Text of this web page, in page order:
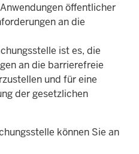
öffentlicher
an die
ist es, die
an die barrierefreie
und für eine
der gesetzlichen
können Sie an